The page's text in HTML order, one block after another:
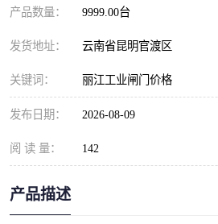
产品数量： 9999.00台
发货地址： 云南省昆明官渡区
关键词： 丽江工业闸门价格
发布日期： 2026-08-09
阅 读 量： 142
产品描述